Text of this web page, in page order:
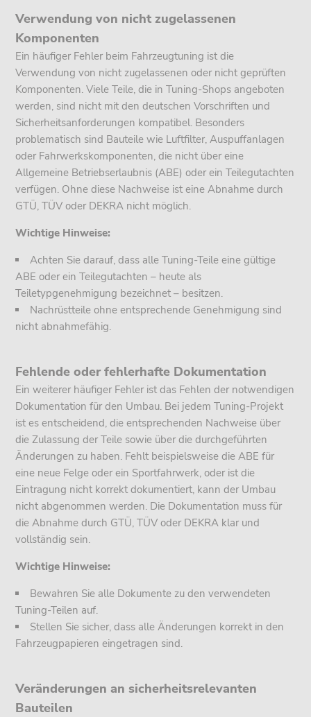
Verwendung von nicht zugelassenen
Komponenten
Ein häufiger Fehler beim Fahrzeugtuning ist die
Verwendung von nicht zugelassenen oder nicht geprüften
Komponenten. Viele Teile, die in Tuning-Shops angeboten
werden, sind nicht mit den deutschen Vorschriften und
Sicherheitsanforderungen kompatibel. Besonders
problematisch sind Bauteile wie Luftfilter, Auspuffanlagen
oder Fahrwerkskomponenten, die nicht über eine
Allgemeine Betriebserlaubnis (ABE) oder ein Teilegutachten
verfügen. Ohne diese Nachweise ist eine Abnahme durch
GTÜ, TÜV oder DEKRA nicht möglich.
Wichtige Hinweise:
Achten Sie darauf, dass alle Tuning-Teile eine gültige
ABE oder ein Teilegutachten – heute als
Teiletypgenehmigung bezeichnet – besitzen.
Nachrüstteile ohne entsprechende Genehmigung sind
nicht abnahmefähig.
Fehlende oder fehlerhafte Dokumentation
Ein weiterer häufiger Fehler ist das Fehlen der notwendigen
Dokumentation für den Umbau. Bei jedem Tuning-Projekt
ist es entscheidend, die entsprechenden Nachweise über
die Zulassung der Teile sowie über die durchgeführten
Änderungen zu haben. Fehlt beispielsweise die ABE für
eine neue Felge oder ein Sportfahrwerk, oder ist die
Eintragung nicht korrekt dokumentiert, kann der Umbau
nicht abgenommen werden. Die Dokumentation muss für
die Abnahme durch GTÜ, TÜV oder DEKRA klar und
vollständig sein.
Wichtige Hinweise:
Bewahren Sie alle Dokumente zu den verwendeten
Tuning-Teilen auf.
Stellen Sie sicher, dass alle Änderungen korrekt in den
Fahrzeugpapieren eingetragen sind.
Veränderungen an sicherheitsrelevanten
Bauteilen